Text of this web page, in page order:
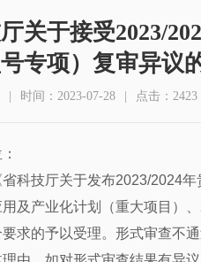
关于接受2023/
专项）复审异议
| 时间：2023-07-28 | 点击：2423
科技厅关于发布2023/2024
及产业化计划（重大项目）
求的予以受理。形式审查不